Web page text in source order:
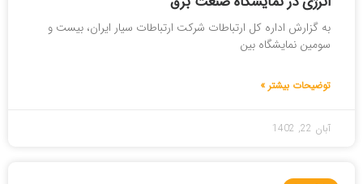
به گزارش اداره کل ارتباطات شرکت ارتباطات سیار ایران، بیست و
سومین نمایشگاه بین
توضیحات بیشتر »
آبان 22, 1402